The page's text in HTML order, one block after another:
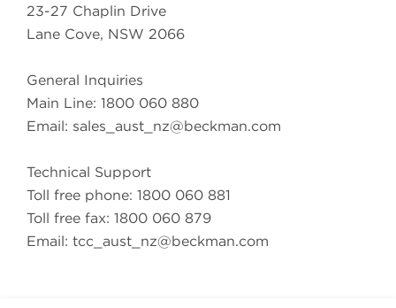
23-27 Chaplin Drive
Lane Cove, NSW 2066
General Inquiries
Main Line: 1800 060 880
Email: sales_aust_nz@beckman.com
Technical Support
Toll free phone: 1800 060 881
Toll free fax: 1800 060 879
Email: tcc_aust_nz@beckman.com